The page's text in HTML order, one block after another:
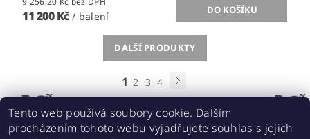
11 200 Kč/ balení
DALŠÍ PRODUKTY
1 2 3 4
Tento web používá soubory cookie. Dalším
procházením tohoto webu vyjadřujete souhlas s jejich